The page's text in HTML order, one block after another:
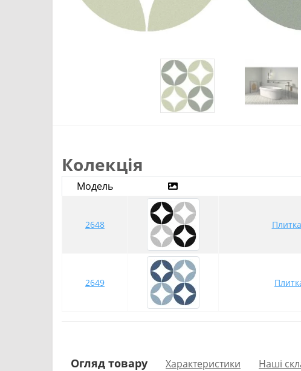
Колекція
Модель
2648
2649
Огляд товару Характеристики Наші